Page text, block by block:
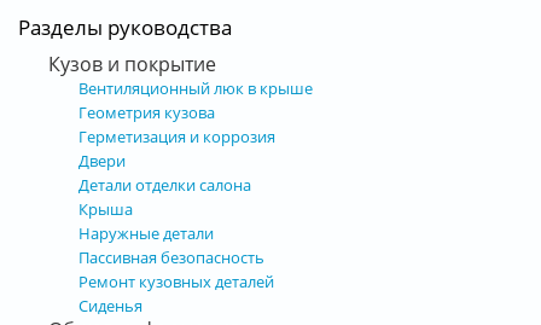
Разделы руководства
Кузов и покрытие
Вентиляционный люк в крыше
Геометрия кузова
Герметизация и коррозия
Двери
Детали отделки салона
Крыша
Наружные детали
Пассивная безопасность
Ремонт кузовных деталей
Сиденья